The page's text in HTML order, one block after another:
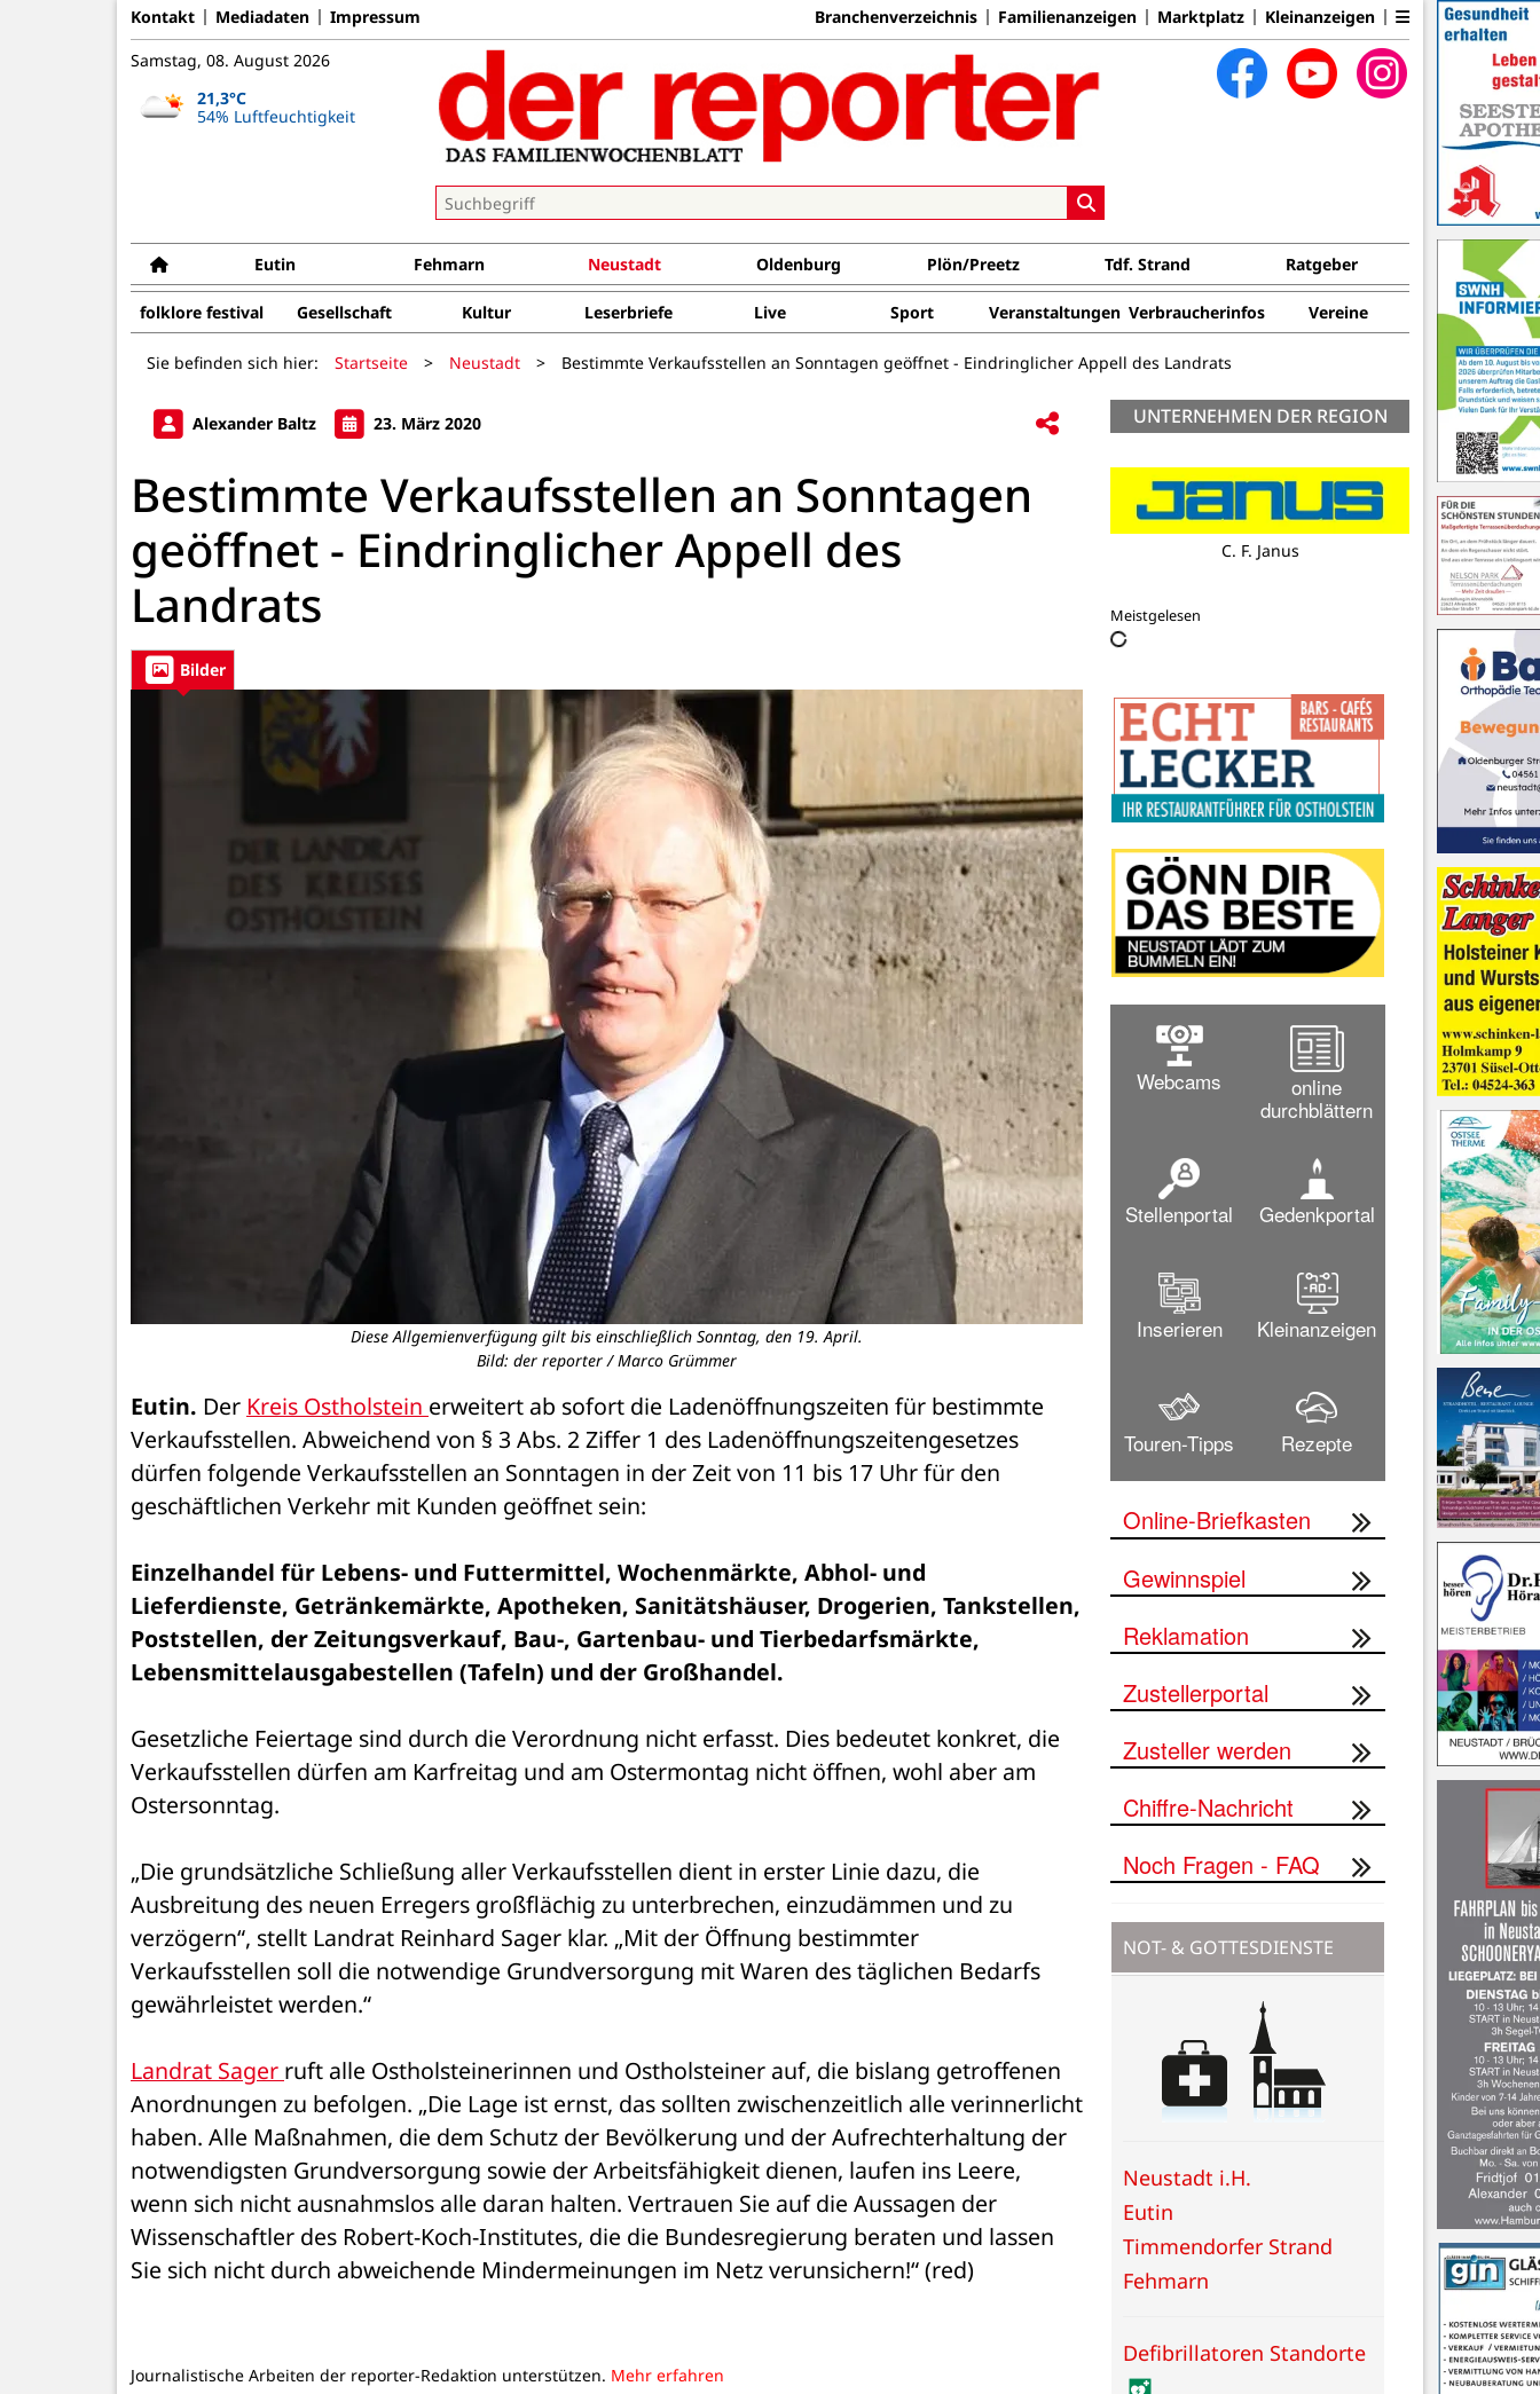
Kontakt Mediadaten Impressum Branchenverzeichnis Familienanzeigen Marktplatz Kleinanzeigen
Samstag, 08. August 2026
21,3°C
54% Luftfeuchtigkeit
Eutin Fehmarn Neustadt Oldenburg Plön/Preetz Tdf. Strand Ratgeber
folklore festival Gesellschaft Kultur Leserbriefe Live Sport Veranstaltungen Verbraucherinfos Vereine
Sie befinden sich hier: Startseite > Neustadt > Bestimmte Verkaufsstellen an Sonntagen geöffnet - Eindringlicher Appell des Landrats
Alexander Baltz 23. März 2020
Bestimmte Verkaufsstellen an Sonntagen
geöffnet - Eindringlicher Appell des
Landrats
Bilder
Diese Allgemienverfügung gilt bis einschließlich Sonntag, den 19. April.
Bild: der reporter / Marco Grümmer
Eutin. Der Kreis Ostholstein erweitert ab sofort die Ladenöffnungszeiten für bestimmte
Verkaufsstellen. Abweichend von § 3 Abs. 2 Ziffer 1 des Ladenöffnungszeitengesetzes
dürfen folgende Verkaufsstellen an Sonntagen in der Zeit von 11 bis 17 Uhr für den
geschäftlichen Verkehr mit Kunden geöffnet sein:
Einzelhandel für Lebens- und Futtermittel, Wochenmärkte, Abhol- und
Lieferdienste, Getränkemärkte, Apotheken, Sanitätshäuser, Drogerien, Tankstellen,
Poststellen, der Zeitungsverkauf, Bau-, Gartenbau- und Tierbedarfsmärkte,
Lebensmittelausgabestellen (Tafeln) und der Großhandel.
Gesetzliche Feiertage sind durch die Verordnung nicht erfasst. Dies bedeutet konkret, die
Verkaufsstellen dürfen am Karfreitag und am Ostermontag nicht öffnen, wohl aber am
Ostersonntag.
„Die grundsätzliche Schließung aller Verkaufsstellen dient in erster Linie dazu, die
Ausbreitung des neuen Erregers großflächig zu unterbrechen, einzudämmen und zu
verzögern“, stellt Landrat Reinhard Sager klar. „Mit der Öffnung bestimmter
Verkaufsstellen soll die notwendige Grundversorgung mit Waren des täglichen Bedarfs
gewährleistet werden.“
Landrat Sager ruft alle Ostholsteinerinnen und Ostholsteiner auf, die bislang getroffenen
Anordnungen zu befolgen. „Die Lage ist ernst, das sollten zwischenzeitlich alle verinnerlicht
haben. Alle Maßnahmen, die dem Schutz der Bevölkerung und der Aufrechterhaltung der
notwendigsten Grundversorgung sowie der Arbeitsfähigkeit dienen, laufen ins Leere,
wenn sich nicht ausnahmslos alle daran halten. Vertrauen Sie auf die Aussagen der
Wissenschaftler des Robert-Koch-Institutes, die die Bundesregierung beraten und lassen
Sie sich nicht durch abweichende Mindermeinungen im Netz verunsichern!“ (red)
Journalistische Arbeiten der reporter-Redaktion unterstützen. Mehr erfahren
UNTERNEHMEN DER REGION
Meistgelesen
Webcams
online
durchblättern
Stellenportal Gedenkportal
Inserieren Kleinanzeigen
Touren-Tipps Rezepte
Online-Briefkasten
Gewinnspiel
Reklamation
Zustellerportal
Zusteller werden
Chiffre-Nachricht
Noch Fragen - FAQ
NOT- & GOTTESDIENSTE
Neustadt i.H.
Eutin
Timmendorfer Strand
Fehmarn
Defibrillatoren Standorte